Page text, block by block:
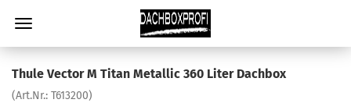
Thule Vector M Titan Metallic 360 Liter Dachbox
(Art.Nr.: T613200)